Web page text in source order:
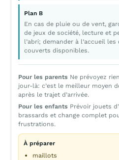
Plan B
En cas de pluie ou de vent,
de jeux de société, lecture et
l’abri; demander à l’accueil les
couverts disponibles.
Pour les parents Ne prévoyez
jour-là: c’est le meilleur moyen
après le trajet d’arrivée.
Pour les enfants Prévoir jouets
brassards et change complet
frustrations.
À préparer
maillots